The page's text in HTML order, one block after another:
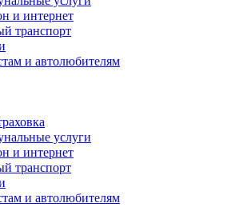
и интернет
транспорт
и автолюбителям
услуги
и интернет
транспорт
и автолюбителям